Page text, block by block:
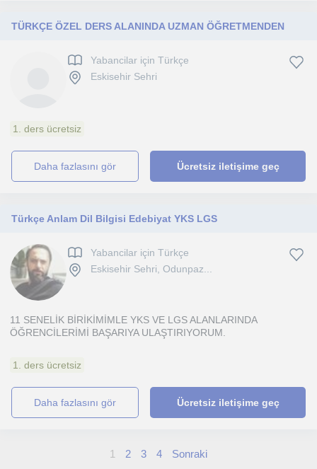
TÜRKÇE ÖZEL DERS ALANINDA UZMAN ÖĞRETMENDEN
Yabancilar için Türkçe
Eskisehir Sehri
1. ders ücretsiz
daha fazlasını gör Ücretsiz iletişime geç
Türkçe Anlam Dil Bilgisi Edebiyat YKS LGS
Yabancilar için Türkçe
Eskisehir Sehri, Odunpaz...
11 SENELİK BİRİKİMİMLE YKS VE LGS ALANLARINDA
ÖĞRENCİLERİMİ BAŞARIYA ULAŞTIRIYORUM.
1. ders ücretsiz
daha fazlasını gör Ücretsiz iletişime geç
1 2 3 4 Sonraki